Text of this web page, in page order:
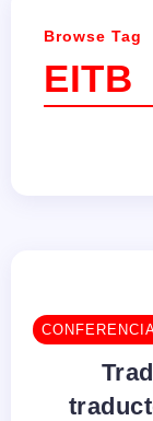
Browse Tag
EITB